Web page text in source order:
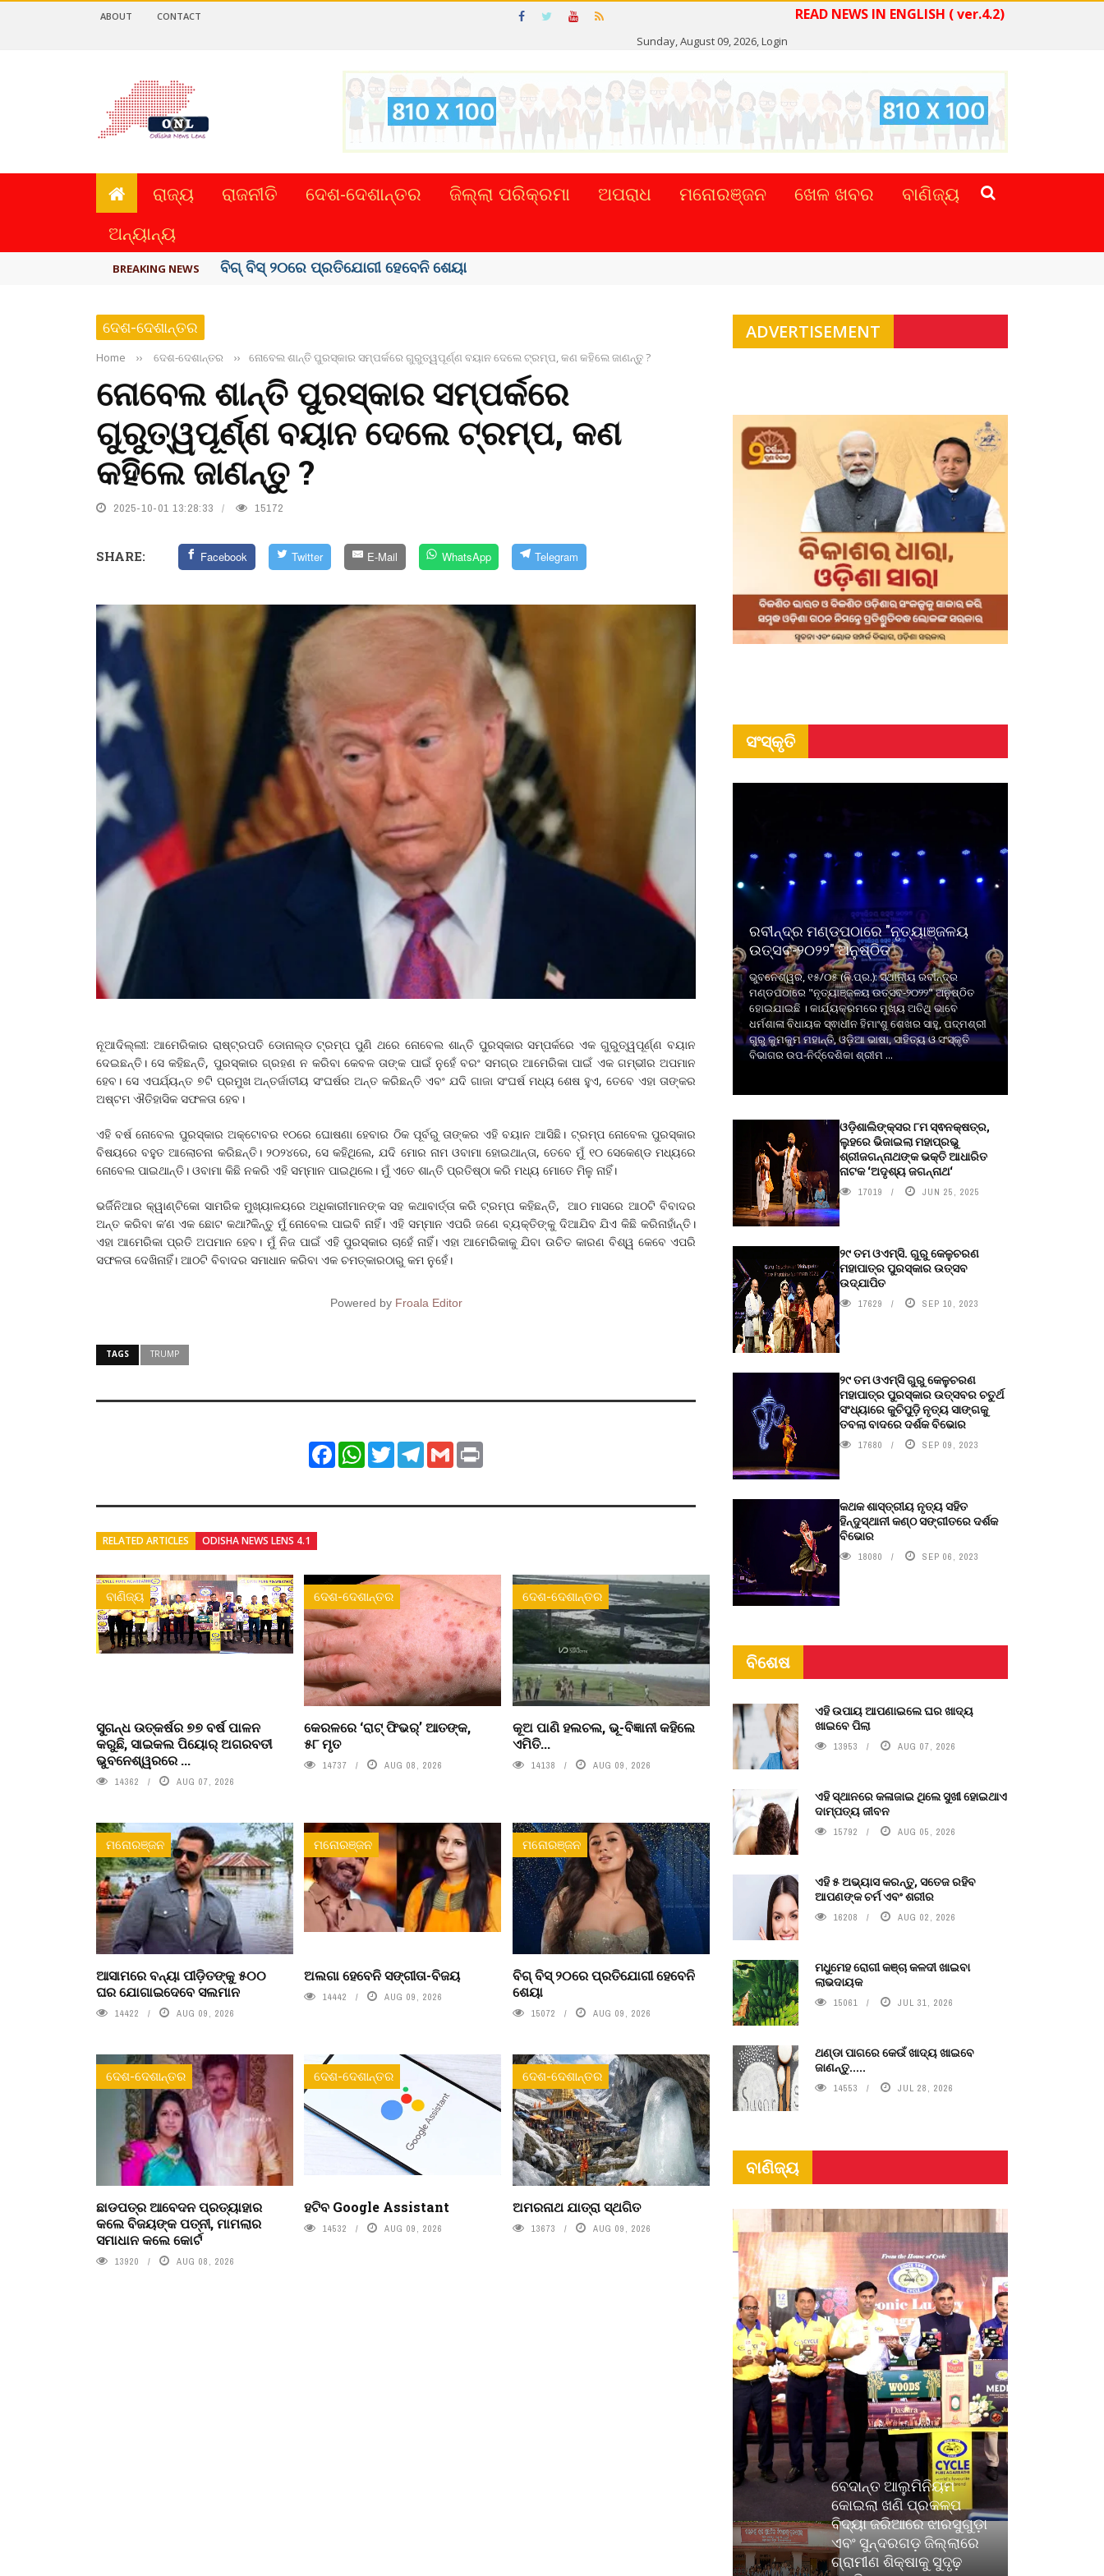
READ NEWS IN ENGLISH ( ver.4.2)
Sunday, August 09, 2026,Login
ABOUT CONTACT
ରାଜ୍ୟ ରାଜନୀତି ଦେଶ-ଦେଶାନ୍ତର ଜିଲ୍ଲା ପରିକ୍ରମା ଅପରାଧ ମନୋରଞ୍ଜନ ଖେଳ ଖବର
ବାଣିଜ୍ୟ
ଅନ୍ୟାନ୍ୟ
BREAKING NEWS ଅମରନାଥ ଯାତ୍ରା ସ୍ଥଗିତ
ଦେଶ-ଦେଶାନ୍ତର
Home ›› ଦେଶ-ଦେଶାନ୍ତର ›› ନୋବେଲ ଶାନ୍ତି ପୁରସ୍କାର ସମ୍ପର୍କରେ ଗୁରୁତ୍ୱପୂର୍ଣ୍ଣ ବୟାନ ଦେଲେ ଟ୍ରମ୍ପ, କଣ କହିଲେ ଜାଣନ୍ତୁ ?
ନୋବେଲ ଶାନ୍ତି ପୁରସ୍କାର ସମ୍ପର୍କରେ
ଗୁରୁତ୍ୱପୂର୍ଣ୍ଣ ବୟାନ ଦେଲେ ଟ୍ରମ୍ପ, କଣ
କହିଲେ ଜାଣନ୍ତୁ ?
2025-10-01 13:28:33 15172
SHARE: Facebook Twitter E-Mail WhatsApp Telegram
ନୂଆଦିଲ୍ଲୀ: ଆମେରିକାର ରାଷ୍ଟ୍ରପତି ଡୋନାଲ୍ଡ ଟ୍ରମ୍ପ ପୁଣି ଥରେ ନୋବେଲ ଶାନ୍ତି ପୁରସ୍କାର ସମ୍ପର୍କରେ ଏକ ଗୁରୁତ୍ୱପୂର୍ଣ୍ଣ ବୟାନ
ଦେଇଛନ୍ତି। ସେ କହିଛନ୍ତି, ପୁରସ୍କାର ଗ୍ରହଣ ନ କରିବା କେବଳ ତାଙ୍କ ପାଇଁ ନୁହେଁ ବରଂ ସମଗ୍ର ଆମେରିକା ପାଇଁ ଏକ ଗମ୍ଭୀର ଅପମାନ
ହେବ। ସେ ଏପର୍ଯ୍ୟନ୍ତ ୭ଟି ପ୍ରମୁଖ ଅନ୍ତର୍ଜାତୀୟ ସଂଘର୍ଷର ଅନ୍ତ କରିଛନ୍ତି ଏବଂ ଯଦି ଗାଜା ସଂଘର୍ଷ ମଧ୍ୟ ଶେଷ ହୁଏ, ତେବେ ଏହା ତାଙ୍କର
ଅଷ୍ଟମ ଐତିହାସିକ ସଫଳତା ହେବ।
ଏହି ବର୍ଷ ନୋବେଲ ପୁରସ୍କାର ଅକ୍ଟୋବର ୧୦ରେ ଘୋଷଣା ହେବାର ଠିକ ପୂର୍ବରୁ ତାଙ୍କର ଏହି ବୟାନ ଆସିଛି। ଟ୍ରମ୍ପ ନୋବେଲ ପୁରସ୍କାର
ବିଷୟରେ ବହୁତ ଆଲୋଚନା କରିଛନ୍ତି। ୨୦୨୪ରେ, ସେ କହିଥିଲେ, ଯଦି ମୋର ନାମ ଓବାମା ହୋଇଥାନ୍ତା, ତେବେ ମୁଁ ୧୦ ସେକେଣ୍ଡ ମଧ୍ୟରେ
ନୋବେଲ ପାଇଥାନ୍ତି। ଓବାମା କିଛି ନକରି ଏହି ସମ୍ମାନ ପାଇଥିଲେ। ମୁଁ ଏତେ ଶାନ୍ତି ପ୍ରତିଷ୍ଠା କରି ମଧ୍ୟ ମୋତେ ମିଳୁ ନାହିଁ।
ଭର୍ଜିନିଆର କ୍ୱାଣ୍ଟିକୋ ସାମରିକ ମୁଖ୍ୟାଳୟରେ ଅଧିକାରୀମାନଙ୍କ ସହ କଥାବାର୍ତ୍ତା କରି ଟ୍ରମ୍ପ କହିଛନ୍ତି, ଆଠ ମାସରେ ଆଠଟି ବିବାଦର
ଅନ୍ତ କରିବା କ’ଣ ଏକ ଛୋଟ କଥା?କିନ୍ତୁ ମୁଁ ନୋବେଲ ପାଇବି ନାହିଁ। ଏହି ସମ୍ମାନ ଏପରି ଜଣେ ବ୍ୟକ୍ତିଙ୍କୁ ଦିଆଯିବ ଯିଏ କିଛି କରିନାହାଁନ୍ତି।
ଏହା ଆମେରିକା ପ୍ରତି ଅପମାନ ହେବ। ମୁଁ ନିଜ ପାଇଁ ଏହି ପୁରସ୍କାର ଚାହେଁ ନାହିଁ। ଏହା ଆମେରିକାକୁ ଯିବା ଉଚିତ କାରଣ ବିଶ୍ୱ କେବେ ଏପରି
ସଫଳତା ଦେଖିନାହିଁ। ଆଠଟି ବିବାଦର ସମାଧାନ କରିବା ଏକ ଚମତ୍କାରଠାରୁ କମ ନୁହେଁ।
Powered by Froala Editor
TAGS TRUMP
FacebookWhatsApp
TwitterTelegram
Gmail
RELATED ARTICLES ODISHA NEWS LENS 4.1
ବାଣିଜ୍ୟ
ସୁଗନ୍ଧ ଉତ୍କର୍ଷର ୭୭ ବର୍ଷ ପାଳନ
କରୁଛି, ସାଇକଲ ପିୟୋର୍‌ ଅଗରବତୀ
ଭୁବନେଶ୍ୱରରେ ...
14362 AUG 07, 2026
ଦେଶ-ଦେଶାନ୍ତର
କେରଳରେ ‘ରାଟ୍ ଫିଭର୍’ ଆତଙ୍କ,
୫୮ ମୃତ
14737 AUG 08, 2026
ଦେଶ-ଦେଶାନ୍ତର
କୂଅ ପାଣି ହଲଚଲ, ଭୂ-ବିଜ୍ଞାନୀ କହିଲେ
ଏମିତି...
14138 AUG 09, 2026
ମନୋରଞ୍ଜନ
ଆସାମରେ ବନ୍ୟା ପୀଡ଼ିତଙ୍କୁ ୫୦୦
ଘର ଯୋଗାଇଦେବେ ସଲମାନ
14422 AUG 09, 2026
ମନୋରଞ୍ଜନ
ଅଲଗା ହେବେନି ସଙ୍ଗୀତା-ବିଜୟ
14442 AUG 09, 2026
ମନୋରଞ୍ଜନ
ବିଗ୍ ବିସ୍ ୨୦ରେ ପ୍ରତିଯୋଗୀ ହେବେନି
ଶେୟା
15072 AUG 09, 2026
ଦେଶ-ଦେଶାନ୍ତର
ଛାଡପତ୍ର ଆବେଦନ ପ୍ରତ୍ୟାହାର
କଲେ ବିଜୟଙ୍କ ପତ୍ନୀ, ମାମଲାର
ସମାଧାନ କଲେ କୋର୍ଟ
13920 AUG 08, 2026
ଦେଶ-ଦେଶାନ୍ତର
ହଟିବ Google Assistant
14532 AUG 09, 2026
ଦେଶ-ଦେଶାନ୍ତର
ଅମରନାଥ ଯାତ୍ରା ସ୍ଥଗିତ
13673 AUG 09, 2026
ADVERTISEMENT
ସଂସ୍କୃତି
ରବୀନ୍ଦ୍ର ମଣ୍ଡପଠାରେ "ନୃତ୍ୟାଞ୍ଜଳୟ
ଉତ୍ସବ-୨୦୨୨" ଅନୁଷ୍ଠିତ
ଭୁବନେଶ୍ୱର, ୧୫/୦୫ (ନି.ପ୍ର.): ସ୍ଥାନୀୟ ରବୀନ୍ଦ୍ର
ମଣ୍ଡପଠାରେ "ନୃତ୍ୟାଞ୍ଜଳୟ ଉତ୍ସବ-୨୦୨୨" ଅନୁଷ୍ଠିତ
ହୋଇଯାଇଛି । କାର୍ଯ୍ୟକ୍ରମରେ ମୁଖ୍ୟ ଅତିଥି ଭାବେ
ଧର୍ମଶାଳା ବିଧାୟକ ସ୍ଵାଧୀନ ହିମାଂଶୁ ଶେଖର ସାହୁ, ପଦ୍ମଶ୍ରୀ
ଗୁରୁ କୁମକୁମ ମହାନ୍ତି, ଓଡ଼ିଆ ଭାଷା, ସାହିତ୍ୟ ଓ ସଂସ୍କୃତି
ବିଭାଗର ଉପ-ନିର୍ଦ୍ଦେଶିକା ଶ୍ରୀମ ...
ଓଡ଼ିଶାଲିଙ୍କ୍ସର ୮ମ ସ୍ଵନକ୍ଷତ୍ର,
ଲୁହରେ ଭିଜାଇଲା ମହାପ୍ରଭୁ
ଶ୍ରୀଜଗନ୍ନାଥଙ୍କ ଭକ୍ତି ଆଧାରିତ
ନାଟକ ‘ଅଦୃଶ୍ୟ ଜଗନ୍ନାଥ‘
17019 JUN 25, 2025
୨୯ ତମ ଓଏମ୍‌ସି. ଗୁରୁ କେଳୁଚରଣ
ମହାପାତ୍ର ପୁରସ୍କାର ଉତ୍ସବ
ଉଦ୍‍ଯାପିତ
17629 SEP 10, 2023
୨୯ ତମ ଓଏମ୍‌ସି ଗୁରୁ କେଳୁଚରଣ
ମହାପାତ୍ର ପୁରସ୍କାର ଉତ୍ସବର ଚତୁର୍ଥ
ସଂଧ୍ୟାରେ କୁଚିପୁଡ଼ି ନୃତ୍ୟ ସାଙ୍ଗକୁ
ତବଲା ବାଦରେ ଦର୍ଶକ ବିଭୋର
17680 SEP 09, 2023
କଥକ ଶାସ୍ତ୍ରୀୟ ନୃତ୍ୟ ସହିତ
ହିନ୍ଦୁସ୍ଥାନୀ କଣ୍ଠ ସଙ୍ଗୀତରେ ଦର୍ଶକ
ବିଭୋର
18080 SEP 06, 2023
ବିଶେଷ
ଏହି ଉପାୟ ଆପଣାଇଲେ ଘର ଖାଦ୍ୟ
ଖାଇବେ ପିଲା
13953 AUG 07, 2026
ଏହି ସ୍ଥାନରେ କଳାଜାଇ ଥିଲେ ସୁଖୀ ହୋଇଥାଏ
ଦାମ୍ପତ୍ୟ ଜୀବନ
15792 AUG 05, 2026
ଏହି ୫ ଅଭ୍ୟାସ କରନ୍ତୁ, ସତେଜ ରହିବ
ଆପଣଙ୍କ ଚର୍ମ ଏବଂ ଶରୀର
16208 AUG 02, 2026
ମଧୁମେହ ରୋଗୀ କଞ୍ଚା କଳଦୀ ଖାଇବା
ଲାଭଦାୟକ
15061 JUL 31, 2026
ଥଣ୍ଡା ପାଗରେ କେଉଁ ଖାଦ୍ୟ ଖାଇବେ
ଜାଣନ୍ତୁ.....
14553 JUL 28, 2026
ବାଣିଜ୍ୟ
ବେଦାନ୍ତ ଆଲୁମିନିୟମ
କୋଇଲା ଖଣି ପ୍ରକଳ୍ପ
ବିଦ୍ୟା ଜରିଆରେ ଝାରସୁଗୁଡ଼ା
ଏବଂ ସୁନ୍ଦରଗଡ଼ ଜିଲ୍ଲାରେ
ଗ୍ରାମୀଣ ଶିକ୍ଷାକୁ ସୁଦୃଢ଼